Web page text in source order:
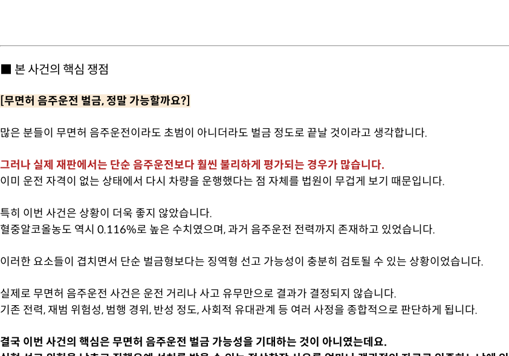
■ 본 사건의 핵심 쟁점
[무면허 음주운전 벌금, 정말 가능할까요?]
많은 분들이 무면허 음주운전이라도 초범이 아니더라도 벌금 정도로 끝날 것이라고 생각합니다.
그러나 실제 재판에서는 단순 음주운전보다 훨씬 불리하게 평가되는 경우가 많습니다.
이미 운전 자격이 없는 상태에서 다시 차량을 운행했다는 점 자체를 법원이 무겁게 보기 때문입니다.
특히 이번 사건은 상황이 더욱 좋지 않았습니다.
혈중알코올농도 역시 0.116%로 높은 수치였으며, 과거 음주운전 전력까지 존재하고 있었습니다.
이러한 요소들이 겹치면서 단순 벌금형보다는 징역형 선고 가능성이 충분히 검토될 수 있는 상황이었습니다.
실제로 무면허 음주운전 사건은 운전 거리나 사고 유무만으로 결과가 결정되지 않습니다.
기존 전력, 재범 위험성, 범행 경위, 반성 정도, 사회적 유대관계 등 여러 사정을 종합적으로 판단하게 됩니다.
결국 이번 사건의 핵심은 무면허 음주운전 벌금 가능성을 기대하는 것이 아니였는데요.